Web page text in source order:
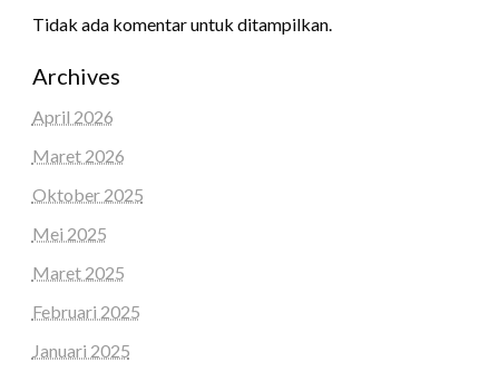
Tidak ada komentar untuk ditampilkan.
Archives
April 2026
Maret 2026
Oktober 2025
Mei 2025
Maret 2025
Februari 2025
Januari 2025